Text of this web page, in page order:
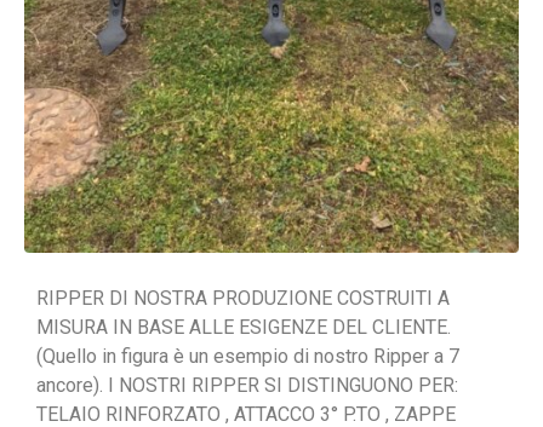
RIPPER DI NOSTRA PRODUZIONE COSTRUITI A
MISURA IN BASE ALLE ESIGENZE DEL CLIENTE.
(Quello in figura è un esempio di nostro Ripper a 7
ancore). I NOSTRI RIPPER SI DISTINGUONO PER:
TELAIO RINFORZATO , ATTACCO 3° P.TO , ZAPPE